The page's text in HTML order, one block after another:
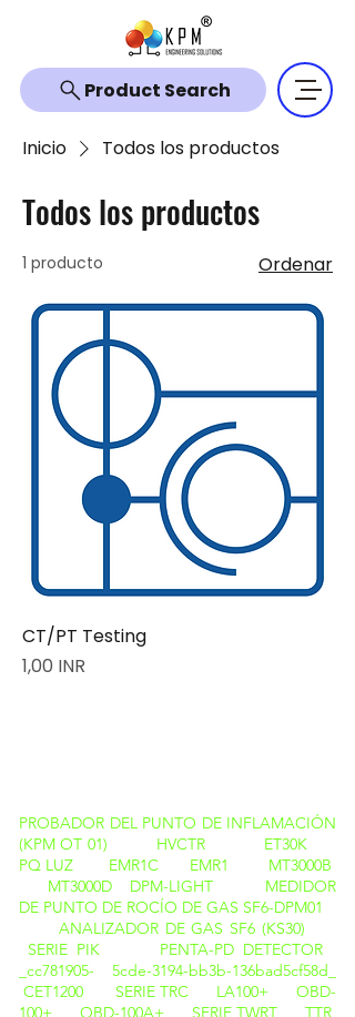
Product Search
Inicio Todos los productos
Todos los productos
1 producto Ordenar
CT/PT Testing
Precio
1,00 INR
PROBADOR DEL PUNTO DE INFLAMACIÓN
(KPM OT 01)
HVCTR
ET30K
PQ LUZ
EMR1C EMR1
MT3000B
MT3000D
DPM-LIGHT
MEDIDOR
DE PUNTO DE ROCÍO DE GAS SF6-DPM01
ANALIZADOR DE GAS SF6 (KS30)
SERIE PIKPENTA-PD DETECTOR
_cc781905- 5cde-3194-bb3b-136bad5cf58d_
CET1200
SERIE TRC LA100+
OBD-
100+
OBD-100A+ SERIE TWRT
TTR